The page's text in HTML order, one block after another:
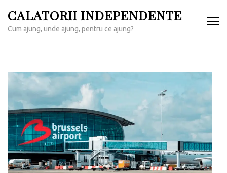
conținut
CALATORII INDEPENDENTE
Cum ajung, unde ajung, pentru ce ajung?